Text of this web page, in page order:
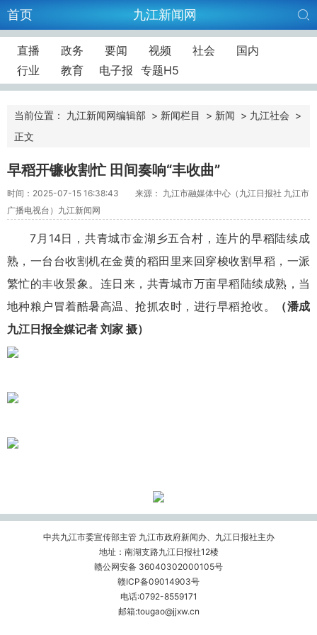
首页 九江新闻网
直播 政务 要闻 视频 社会
国内
行业
教育 电子报 专题H5
当前位置： 九江新闻网编辑部 > 新闻栏目 > 新闻 > 九江社会 >
正文
早稻开镰收割忙 田间奏响“丰收曲”
时间：2025-07-15 16:38:43
来源： 九江市融媒体中心（九江日报社 九江市
广播电视台）九江新闻网
7月14日，共青城市金湖乡五合村，连片的早稻陆续成
熟，一台台收割机在金黄的稻田里来回穿梭收割早稻，一派
繁忙的丰收景象。连日来，共青城市万亩早稻陆续成熟，当
地种粮户冒着酷暑高温、抢抓农时，进行早稻抢收。
（潘成
九江日报全媒记者 刘家 摄）
中共九江市委宣传部主管 九江市政府新闻办、九江日报社主办
地址：南湖支路九江日报社12楼
赣公网安备 36040302000105号
赣ICP备09014903号
电话:0792-8559171
邮箱:tougao@jjxw.cn